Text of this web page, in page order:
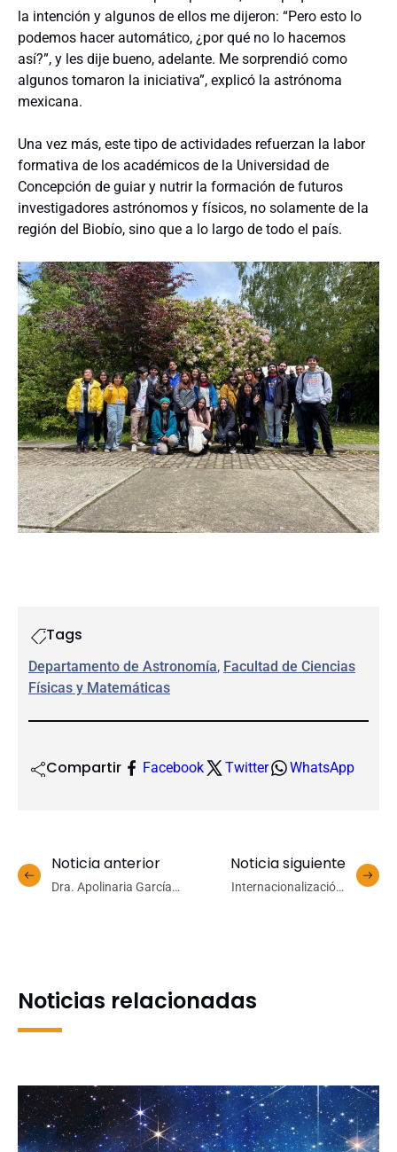
la intención y algunos de ellos me dijeron: “Pero esto lo
podemos hacer automático, ¿por qué no lo hacemos
así?”, y les dije bueno, adelante. Me sorprendió como
algunos tomaron la iniciativa”, explicó la astrónoma
mexicana.
Una vez más, este tipo de actividades refuerzan la labor
formativa de los académicos de la Universidad de
Concepción de guiar y nutrir la formación de futuros
investigadores astrónomos y físicos, no solamente de la
región del Biobío, sino que a lo largo de todo el país.
Tags
Departamento de Astronomía, Facultad de Ciencias
Físicas y Matemáticas
Compartir Facebook Twitter WhatsApp
Noticia anterior
Dra. Apolinaria García
Noticia siguiente
Internacionalización:
Noticias relacionadas